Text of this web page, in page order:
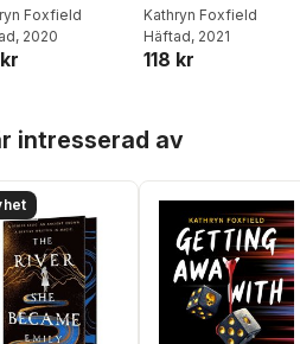
Foxfield
, 2020
Kathryn Foxfield
Häftad, 2021
118 kr
intresserad av